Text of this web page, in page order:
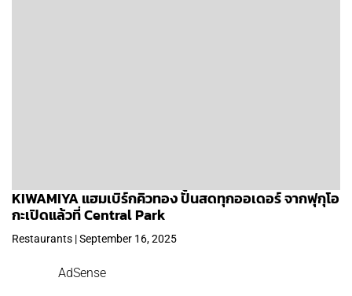
KIWAMIYA แฮมเบิร์กคิวทอง ปั้นสดทุกออเดอร์ จากฟุกุโอ
กะเปิดแล้วที่ Central Park
Restaurants | September 16, 2025
AdSense